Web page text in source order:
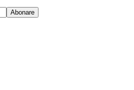
Abonare